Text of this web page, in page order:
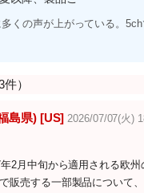
くの声が上がっている。
）
島県) [US] 2026/07/07(火)
2月中旬から適用される欧
販売する一部製品について